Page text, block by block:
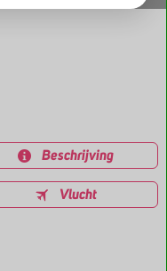
Beschrijving
Vlucht